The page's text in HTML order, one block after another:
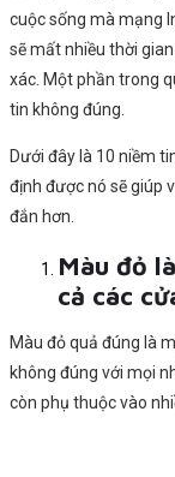
cuộc sống mà mạng
sẽ mất nhiều thời
xác. Một phần trong
tin không đúng.
Dưới đây là 10 niềm
định được nó sẽ giúp
đắn hơn.
Màu đỏ
cả các
Màu đỏ quả đúng là
không đúng với mọi
còn phụ thuộc vào